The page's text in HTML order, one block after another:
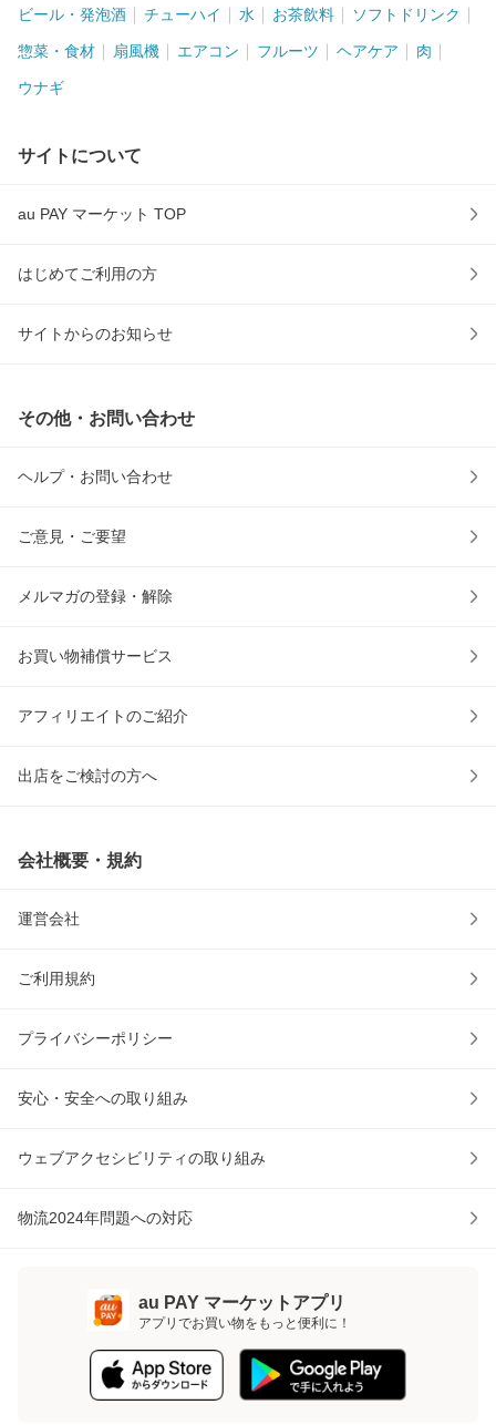
ビール・発泡酒 チューハイ 水 お茶飲料 ソフトドリンク
惣菜・食材 扇風機 エアコン フルーツ ヘアケア 肉
ウナギ
サイトについて
au PAY マーケット TOP
はじめてご利用の方
サイトからのお知らせ
その他・お問い合わせ
ヘルプ・お問い合わせ
ご意見・ご要望
メルマガの登録・解除
お買い物補償サービス
アフィリエイトのご紹介
出店をご検討の方へ
会社概要・規約
運営会社
ご利用規約
プライバシーポリシー
安心・安全への取り組み
ウェブアクセシビリティの取り組み
物流2024年問題への対応
au PAY マーケットアプリ
アプリでお買い物をもっと便利に！